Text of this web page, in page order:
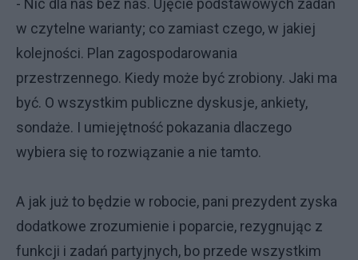
- Nic dla nas bez nas. Ujęcie podstawowych zadań
w czytelne warianty; co zamiast czego, w jakiej
kolejności. Plan zagospodarowania
przestrzennego. Kiedy może być zrobiony. Jaki ma
być. O wszystkim publiczne dyskusje, ankiety,
sondaże. I umiejętność pokazania dlaczego
wybiera się to rozwiązanie a nie tamto.
A jak już to będzie w robocie, pani prezydent zyska
dodatkowe zrozumienie i poparcie, rezygnując z
funkcji i zadań partyjnych, bo przede wszystkim